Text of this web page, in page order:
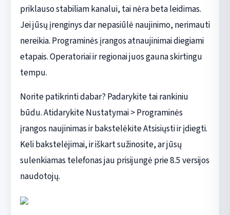
priklauso stabiliam kanalui, tai nėra beta leidimas.
Jei jūsų įrenginys dar nepasiūlė naujinimo, nerimauti
nereikia. Programinės įrangos atnaujinimai diegiami
etapais. Operatoriai ir regionai juos gauna skirtingu
tempu.
Norite patikrinti dabar? Padarykite tai rankiniu
būdu. Atidarykite Nustatymai > Programinės
įrangos naujinimas ir bakstelėkite Atsisiųsti ir įdiegti.
Keli bakstelėjimai, ir iškart sužinosite, ar jūsų
sulenkiamas telefonas jau prisijungė prie 8.5 versijos
naudotojų.